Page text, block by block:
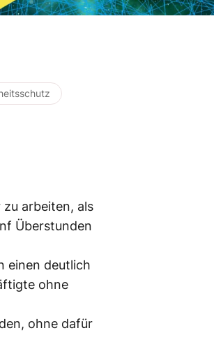
arbeiten, als
Überstunden
einen deutlich
ohne
ohne dafür